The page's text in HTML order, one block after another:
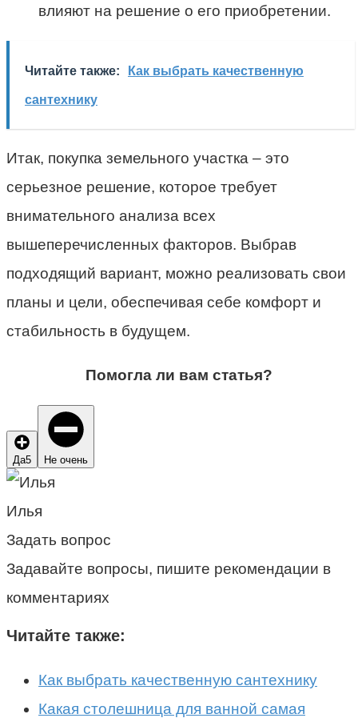
влияют на решение о его приобретении.
Читайте также: Как выбрать качественную
сантехнику
Итак, покупка земельного участка – это
серьезное решение, которое требует
внимательного анализа всех
вышеперечисленных факторов. Выбрав
подходящий вариант, можно реализовать свои
планы и цели, обеспечивая себе комфорт и
стабильность в будущем.
Помогла ли вам статья?
Да5 Не очень
Илья
Задать вопрос
Задавайте вопросы, пишите рекомендации в
комментариях
Читайте также:
Как выбрать качественную сантехнику
Какая столешница для ванной самая